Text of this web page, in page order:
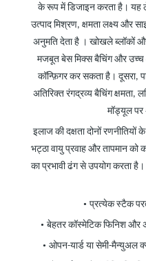
के रूप में डिजाइन करता है।
उत्पाद मिश्रण, क्षमता लक्ष्य और
अनुमति देताहै । खोखले ब्लॉकों और
मजबूत बेस मिक्स बैचिंग और उच्च
कॉन्फ़िगर कर सकता है। दूसरा,
अतिरिक्त रंगद्रव्य बैचिंग क्षमता,
मॉड्यूल पर
इलाज की दक्षता दोनों
भट्ठा वायु प्रवाह और तापमान को
का प्रभावी ढंग से उपयोग करता
• प्रत्येक स्टैक
• बेहतर कॉस्मेटिक फिनिश और
• ओपन-यार्ड या सेमी-मैन्युअल